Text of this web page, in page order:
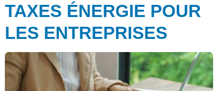
TAXES ÉNERGIE POUR
LES ENTREPRISES